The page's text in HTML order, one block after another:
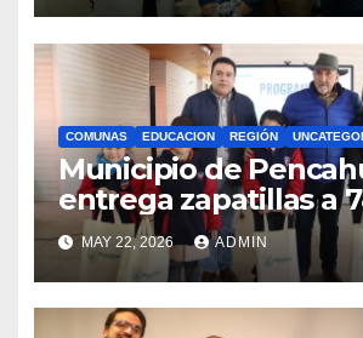
internacionales
COMUNAS EDUCACION REGIÓN
Municipio de
entrega zapatillas a
estudiantes con
Royalty Minero
MAY 22, 2026 ADMIN